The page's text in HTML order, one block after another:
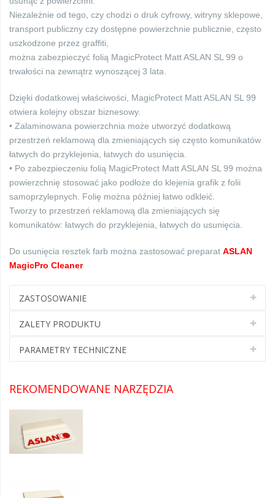
Niezależnie od tego, czy chodzi o druk cyfrowy, witryny sklepowe,
transport publiczny czy dostępne powierzchnie publicznie, często
uszkodzone przez graffiti,
można zabezpieczyć folią MagicProtect Matt ASLAN SL 99 o
trwałości na zewnątrz wynoszącej 3 lata.
Dzięki dodatkowej właściwości, MagicProtect Matt ASLAN SL 99
otwiera kolejny obszar biznesowy.
• Zalaminowana powierzchnia może utworzyć dodatkową
przestrzeń reklamową dla zmieniających się często komunikatów
łatwych do przyklejenia, łatwych do usunięcia.
• Po zabezpieczeniu folią MagicProtect Matt ASLAN SL 99 można
powierzchnię stosować jako podłoże do klejenia grafik z folii
samoprzylepnych. Folię można później łatwo odkleić.
Tworzy to przestrzeń reklamową dla zmieniających się
komunikatów: łatwych do przyklejenia, łatwych do usunięcia.
Do usunięcia resztek farb można zastosować preparat ASLAN
MagicPro Cleaner
ZASTOSOWANIE
ZALETY PRODUKTU
PARAMETRY TECHNICZNE
REKOMENDOWANE NARZĘDZIA